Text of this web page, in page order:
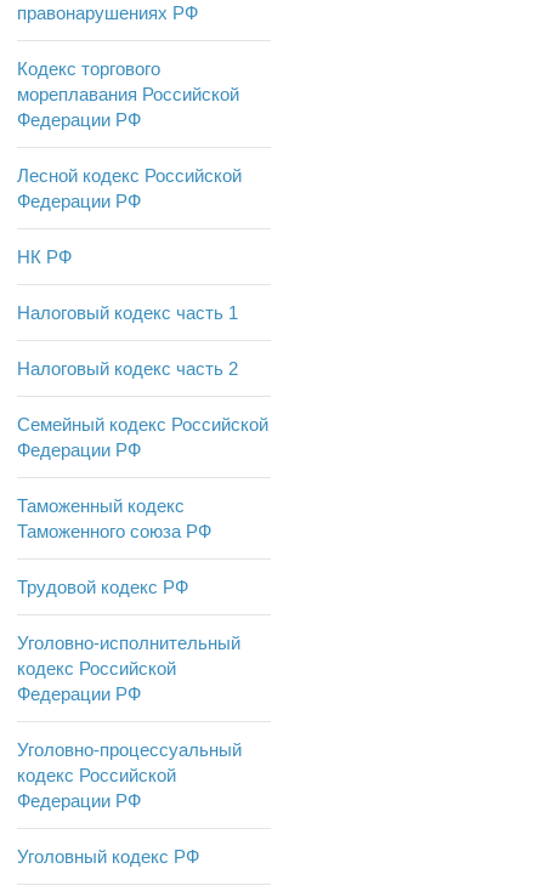
правонарушениях РФ
Кодекс торгового
мореплавания Российской
Федерации РФ
Лесной кодекс Российской
Федерации РФ
НК РФ
Налоговый кодекс часть 1
Налоговый кодекс часть 2
Семейный кодекс Российской
Федерации РФ
Таможенный кодекс
Таможенного союза РФ
Трудовой кодекс РФ
Уголовно-исполнительный
кодекс Российской
Федерации РФ
Уголовно-процессуальный
кодекс Российской
Федерации РФ
Уголовный кодекс РФ